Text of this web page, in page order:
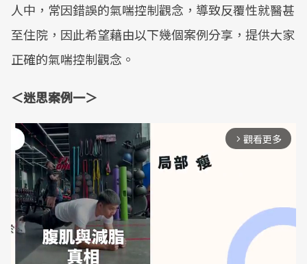
人中，常因錯誤的氣喘控制觀念，導致反覆性就醫甚
至住院，因此希望藉由以下幾個案例分享，提供大家
正確的氣喘控制觀念。
＜迷思案例一＞
arrow_forward_ios 觀看更多